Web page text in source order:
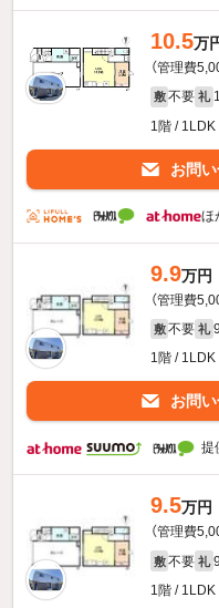
10.5万
（管理費
敷 不要 礼
1階 / 1LDK
お問
ほ
9.9万円
（管理費
敷 不要 礼
1階 / 1LDK
お問
提
9.5万円
（管理費
敷 不要 礼
1階 / 1LDK